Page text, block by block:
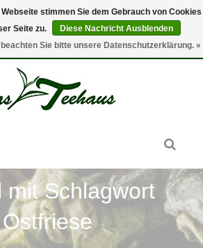
mit Schlagwort
Ostfriese
stimmen Sie dem Gebrauch von Cookies
Seite zu.
Diese Nachricht Ausblenden
Sie bitte unsere Datenschutzerklärung. »